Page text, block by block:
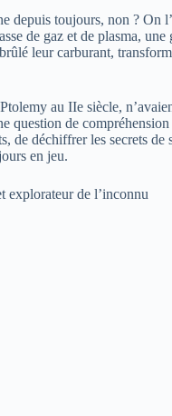
depuis toujours, non ?
de gaz et de plasma,
leur carburant,
au IIe siècle,
question de
de déchiffrer les secrets
en jeu.
de l’inconnu